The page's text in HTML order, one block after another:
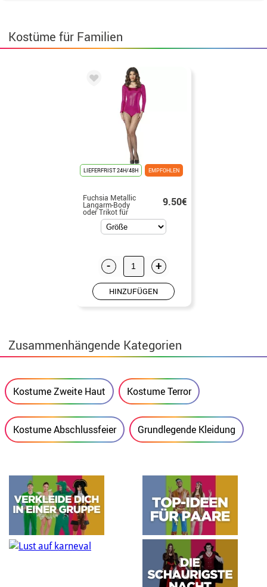
Kostüme für Familien
LIEFERFRIST 24H/48H EMPFOHLEN
Fuchsia Metallic
Langarm-Body
oder Trikot für
Damen
9.50€
- +
HINZUFÜGEN
Zusammenhängende Kategorien
Kostume Zweite Haut Kostume Terror
Kostume Abschlussfeier Grundlegende Kleidung